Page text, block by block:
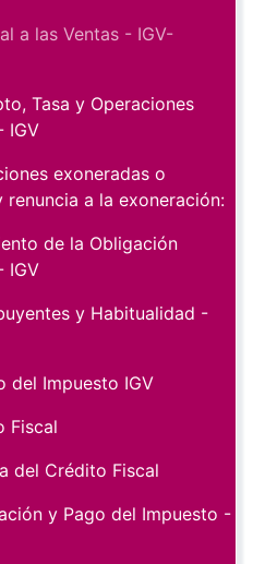
a las Ventas - IGV-
Tasa y Operaciones
IGV
exoneradas o
renuncia a la exoneración:
de la Obligación
IGV
y Habitualidad -
del Impuesto IGV
Fiscal
del Crédito Fiscal
y Pago del Impuesto -